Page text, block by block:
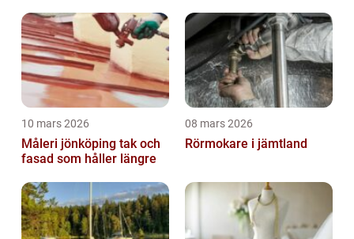
10 mars 2026
Måleri jönköping tak och
fasad som håller längre
08 mars 2026
Rörmokare i jämtland